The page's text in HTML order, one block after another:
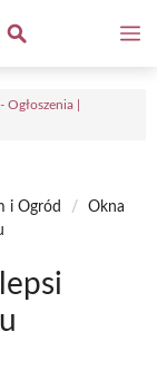
Ogłoszenia |
i Ogród /
Okna